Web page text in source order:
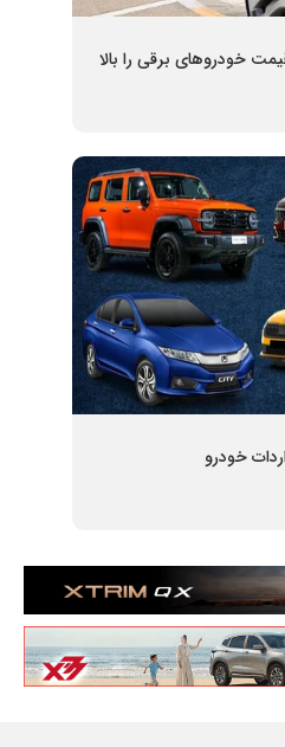
خودروهای برقی را بالا
خودرو